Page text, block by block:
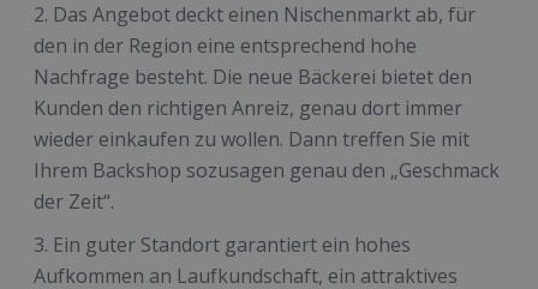
Das Angebot deckt einen Nischenmarkt ab, für
den in der Region eine entsprechend hohe
Nachfrage besteht. Die neue Bäckerei bietet den
Kunden den richtigen Anreiz, genau dort immer
wieder einkaufen zu wollen. Dann treffen Sie mit
Ihrem Backshop sozusagen genau den „Geschmack
der Zeit“.
Ein guter Standort garantiert ein hohes
Aufkommen an Laufkundschaft, ein attraktives